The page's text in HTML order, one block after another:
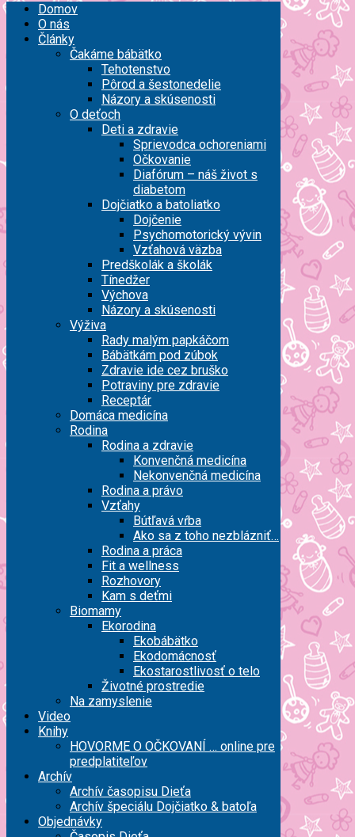
Domov
O nás
Články
Čakáme bábätko
Tehotenstvo
Pôrod a šestonedelie
Názory a skúsenosti
O deťoch
Deti a zdravie
Sprievodca ochoreniami
Očkovanie
Diafórum – náš život s
diabetom
Dojčiatko a batoliatko
Dojčenie
Psychomotorický vývin
Vzťahová väzba
Predškolák a školák
Tínedžer
Výchova
Názory a skúsenosti
Výživa
Rady malým papkáčom
Bábätkám pod zúbok
Zdravie ide cez bruško
Potraviny pre zdravie
Receptár
Domáca medicína
Rodina
Rodina a zdravie
Konvenčná medicína
Nekonvenčná medicína
Rodina a právo
Vzťahy
Bútľavá vŕba
Ako sa z toho nezblázniť…
Rodina a práca
Fit a wellness
Rozhovory
Kam s deťmi
Biomamy
Ekorodina
Ekobábätko
Ekodomácnosť
Ekostarostlivosť o telo
Životné prostredie
Na zamyslenie
Video
Knihy
HOVORME O OČKOVANÍ … online pre
predplatiteľov
Archív
Archív časopisu Dieťa
Archív špeciálu Dojčiatko & batoľa
Objednávky